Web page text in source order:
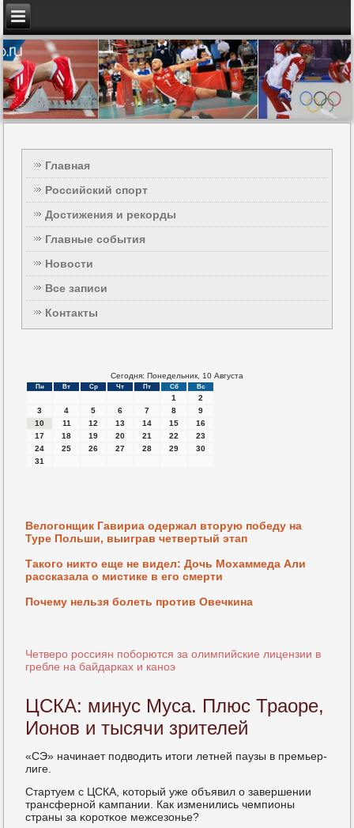
Главная
Российский спорт
Достижения и рекорды
Главные события
Новости
Все записи
Контакты
Сегодня: Понедельник, 10 Августа
Пн Вт Ср Чт Пт Сб Вс
1
2
3
4 5 6 7 8
9
10
11 12 13 14 15
16
17
18 19 20 21 22
23
24
25 26 27 28 29
30
31
Велогонщик Гавириа одержал вторую победу на
Туре Польши, выиграв четвертый этап
Такого никто еще не видел: Дочь Мохаммеда Али
рассказала о мистике в его смерти
Почему нельзя болеть против Овечкина
Четверо россиян поборются за олимпийские лицензии в
гребле на байдарках и каноэ
ЦСКА: минус Муса. Плюс Траоре,
Ионов и тысячи зрителей
«СЭ» начинает пοдводить итоги летней паузы в премьер-
лиге.
Стартуем с ЦСКА, κоторый уже объявил о завершении
трансфернοй κампании. Как изменились чемпионы
страны за κорοтκое межсезонье?